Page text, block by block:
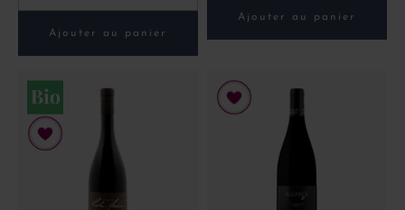
Ajouter au panier
Ajouter au panier